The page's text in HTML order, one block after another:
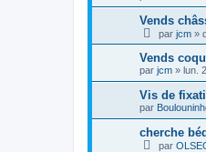
Vends
par jcm »
Vends
par jcm » lun.
Vis de
par
cherche
par